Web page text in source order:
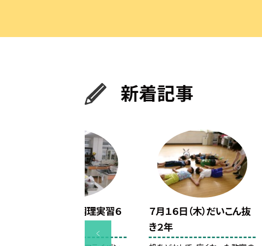
新着記事
７月１６日（木）調理実習６
７月１６日（木）だいこん抜
き２年